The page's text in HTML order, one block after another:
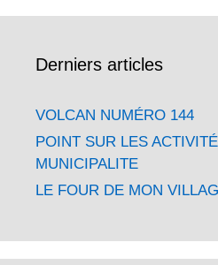
Derniers articles
VOLCAN NUMÉRO 144
POINT SUR LES
MUNICIPALITE
LE FOUR DE MON